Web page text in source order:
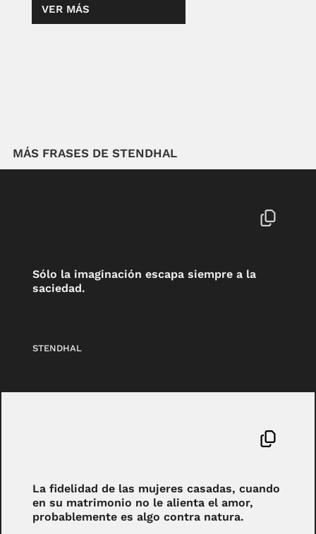
VER MÁS
MÁS FRASES DE STENDHAL
Sólo la imaginación escapa siempre a la
saciedad.
STENDHAL
La fidelidad de las mujeres casadas, cuando
en su matrimonio no le alienta el amor,
probablemente es algo contra natura.